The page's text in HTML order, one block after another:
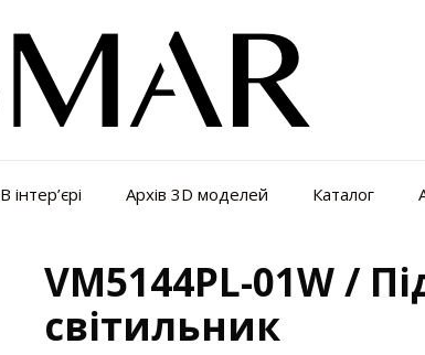
В інтер’єрі Архів 3D моделей Каталог
VM5144PL-01W /
світильник